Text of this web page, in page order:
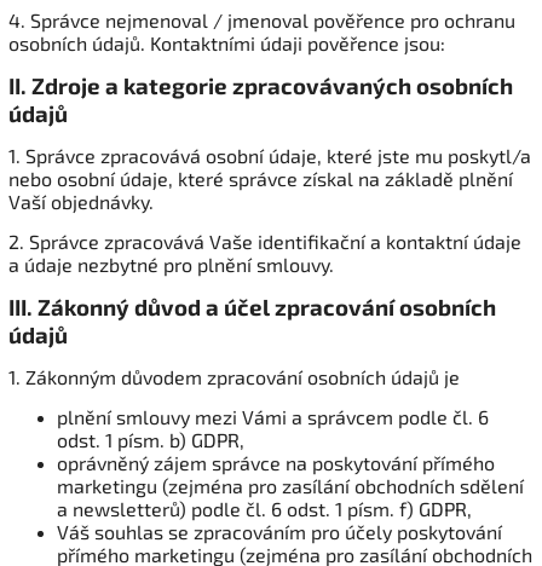
4. Správce nejmenoval / jmenoval pověřence pro ochranu
osobních údajů. Kontaktními údaji pověřence jsou:
II. Zdroje a kategorie zpracovávaných osobních
údajů
1. Správce zpracovává osobní údaje, které jste mu poskytl/a
nebo osobní údaje, které správce získal na základě plnění
Vaší objednávky.
2. Správce zpracovává Vaše identifikační a kontaktní údaje
a údaje nezbytné pro plnění smlouvy.
III. Zákonný důvod a účel zpracování osobních
údajů
1. Zákonným důvodem zpracování osobních údajů je
plnění smlouvy mezi Vámi a správcem podle čl. 6
odst. 1 písm. b) GDPR,
oprávněný zájem správce na poskytování přímého
marketingu (zejména pro zasílání obchodních sdělení
a newsletterů) podle čl. 6 odst. 1 písm. f) GDPR,
Váš souhlas se zpracováním pro účely poskytování
přímého marketingu (zejména pro zasílání obchodních